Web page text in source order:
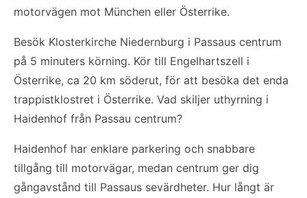
motorvägen mot München eller Österrike.
Besök Klosterkirche Niedernburg i Passaus centrum
på 5 minuters körning. Kör till Engelhartszell i
Österrike, ca 20 km söderut, för att besöka det enda
trappistklostret i Österrike. Vad skiljer uthyrning i
Haidenhof från Passau centrum?
Haidenhof har enklare parkering och snabbare
tillgång till motorvägar, medan centrum ger dig
gångavstånd till Passaus sevärdheter. Hur långt är